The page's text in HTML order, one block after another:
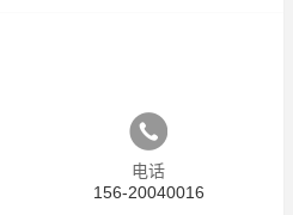
电话
156-20040016